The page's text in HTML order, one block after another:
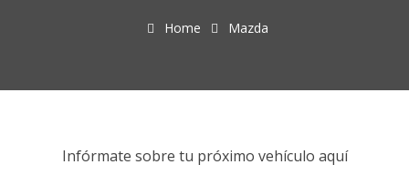
Home Mazda
Infórmate sobre tu próximo vehículo aquí